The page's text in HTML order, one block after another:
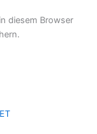
diesem Browser